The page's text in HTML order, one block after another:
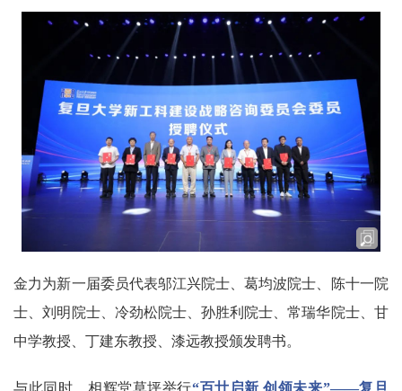
金力为新一届委员代表邬江兴院士、葛均波院士、陈十一院
士、刘明院士、冷劲松院士、孙胜利院士、常瑞华院士、甘
中学教授、丁建东教授、漆远教授颁发聘书。
与此同时，相辉堂草坪举行“百廿启新 创领未来”——复旦